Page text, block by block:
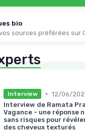
bio
sources préférées sur
Interview • 12/06/
Interview de Ramata
Vagance - une réponse
sans risques pour
des cheveux texturés